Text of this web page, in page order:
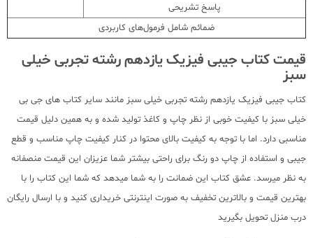
پاسخ تشریحی
ضمائم شامل فرمول‌های کاربردی
قیمت کتاب جیبی فیزیک یازدهم رشته تجربی خیلی
سبز
کتاب جیبی فیزیک یازدهم رشته تجربی خیلی سبز مانند سایر کتاب های جی بی
خیلی سبز با کیفیت خوبی از نظر چاپ و کاغذ تولید شده و به همین دلیل قیمت
مناسبی دارد. اما با توجه به کیفیت بالای محتوا در کنار کیفیت چاپ مناسب و قطع
جیبی و استفاده از چاپ دو رنگ برای راحتی بیشتر شما عزیزان این قیمت منصفانه
به نظر میرسد. عشق کتاب این ضمانت را به شما میدهد که شما این کتاب را با
بهترین قیمت و بالاترین تخفیف به صورت اینترنتی خریداری کنید و با ارسال رایگان
درب منزل تحویل بگیرید